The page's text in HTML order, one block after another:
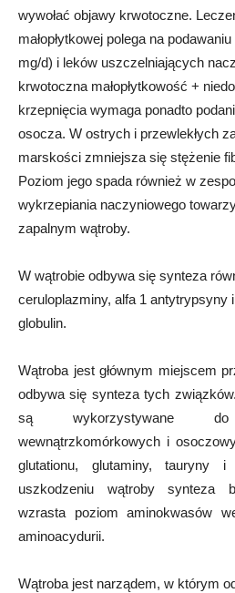
wywołać objawy krwotoczne.
małopłytkowej polega na
mg/d) i leków uszczelniających
krwotoczna małopłytkowość +
krzepnięcia wymaga ponadto
osocza. W ostrych i przewlekłych
marskości zmniejsza się stężenie
Poziom jego spada również w
wykrzepiania naczyniowego
zapalnym wątroby.
W wątrobie odbywa się synteza
ceruloplazminy, alfa 1 antytrypsyny
globulin.
Wątroba jest głównym miejscem
odbywa się synteza tych
są wykorzystywane
wewnątrzkomórkowych i
glutationu, glutaminy, tauryny
uszkodzeniu wątroby synteza
wzrasta poziom aminokwasów
aminoacydurii.
Wątroba jest narządem, w którym